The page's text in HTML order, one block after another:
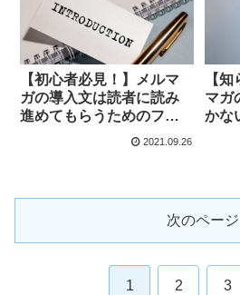
【初心者必見！】メルマ
ガの導入文は読者に読み
進めてもらうためのフッ
クとして活用するべし！
2021.09.26
【
マガ
かな
れ
次のページ
1 2 3